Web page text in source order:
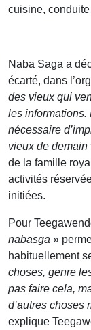
cuisine,
Naba Saga a
écarté, dans
des vieux qui
les informations.
nécessaire
vieux de demain
de la famille
activités
initiées.
Pour
nabasga »
habituellement
choses, genre
pas faire cela,
d’autres choses
explique